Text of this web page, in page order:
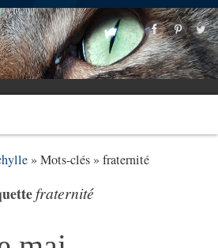
» Mots-clés » fraternité
fraternité